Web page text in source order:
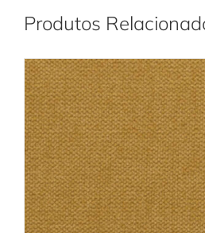
Produtos